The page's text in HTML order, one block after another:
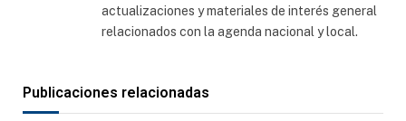
actualizaciones y materiales de interés general
relacionados con la agenda nacional y local.
Publicaciones relacionadas